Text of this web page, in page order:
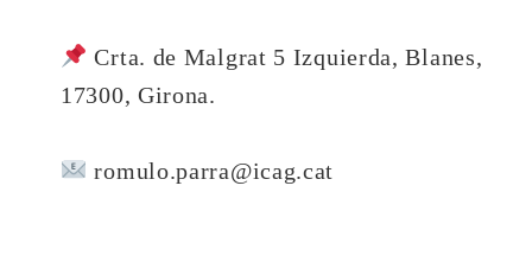
Crta. de Malgrat 5 Izquierda, Blanes,
17300, Girona.
romulo.parra@icag.cat